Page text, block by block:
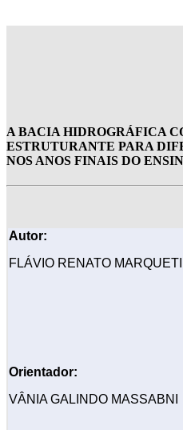
A BACIA HIDROGRÁFICA
ESTRUTURANTE PARA
NOS ANOS FINAIS DO
Autor:
FLÁVIO RENATO
Orientador:
VÂNIA GALINDO MASSABNI